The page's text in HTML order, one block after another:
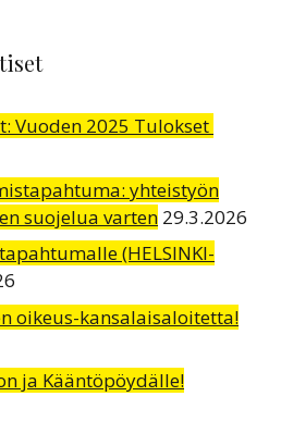
Vuoden 2025 Tulokset
yhteistyön
suojelua varten 29.3.2026
(HELSINKI-
oikeus-kansalaisaloitetta!
ja Kääntöpöydälle!